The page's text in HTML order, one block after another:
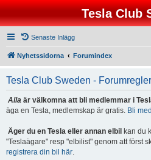
Tesla Club
Senaste Inlägg
Nyhetssidorna Forumindex
Tesla Club Sweden - Forumregler
Alla är välkomna att bli medlemmar i
äga en Tesla, medlemskap är gratis. Bli
Äger du en Tesla eller annan elbil kan du
"Teslaägare" resp "elbilist" genom att först
registrera din bil här.